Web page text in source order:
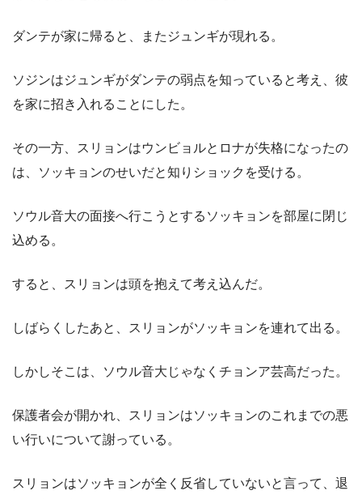
ダンテが家に帰ると、またジュンギが現れる。
ソジンはジュンギがダンテの弱点を知っていると考え、彼
を家に招き入れることにした。
その一方、スリョンはウンビョルとロナが失格になったの
は、ソッキョンのせいだと知りショックを受ける。
ソウル音大の面接へ行こうとするソッキョンを部屋に閉じ
込める。
すると、スリョンは頭を抱えて考え込んだ。
しばらくしたあと、スリョンがソッキョンを連れて出る。
しかしそこは、ソウル音大じゃなくチョンア芸高だった。
保護者会が開かれ、スリョンはソッキョンのこれまでの悪
い行いについて謝っている。
スリョンはソッキョンが全く反省していないと言って、退